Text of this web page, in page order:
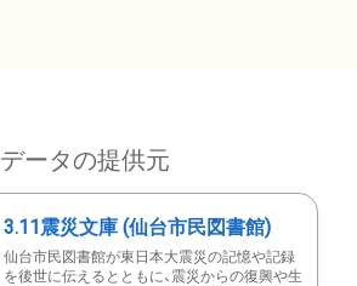
データの提供元
3.11震災文庫 (仙台市民図書館)
仙台市民図書館が東日本大震災の記憶や記録
を後世に伝えるとともに、震災からの復興や生